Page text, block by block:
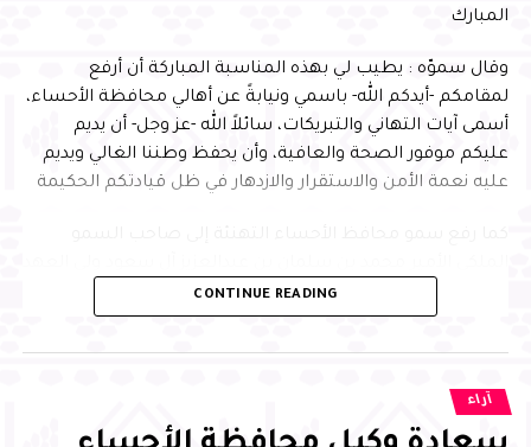
المبارك
وقال سموّه : يطيب لي بهذه المناسبة المباركة أن أرفع
لمقامكم -أيدكم الله- باسمي ونيابةً عن أهالي محافظة الأحساء،
أسمى آيات التهاني والتبريكات، سائلاً الله -عز وجل- أن يديم
عليكم موفور الصحة والعافية، وأن يحفظ وطننا الغالي ويديم
عليه نعمة الأمن والاستقرار والازدهار في ظل قيادتكم الحكيمة
رئيس مجلس الوزراء -حفظه الله-، داعيًا الله تعالى أن يعيد هذه
المناسبة المباركة على سموّه بموفور الصحة والعافية، وعلى
الوطن بمزيد من التقدم والرخاء
ورفع سموّه التهنئة إلى صاحب السمو الملكي الأمير عبدالعزيز
بن سعود بن نايف بن عبدالعزيز آل سعود وزير الداخلية ، وإلى
CONTINUE READING
آراء